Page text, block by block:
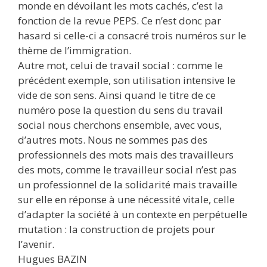
monde en dévoilant les mots cachés, c’est la
fonction de la revue PEPS. Ce n’est donc par
hasard si celle-ci a consacré trois numéros sur le
thème de l’immigration.
Autre mot, celui de travail social : comme le
précédent exemple, son utilisation intensive le
vide de son sens. Ainsi quand le titre de ce
numéro pose la question du sens du travail
social nous cherchons ensemble, avec vous,
d’autres mots. Nous ne sommes pas des
professionnels des mots mais des travailleurs
des mots, comme le travailleur social n’est pas
un professionnel de la solidarité mais travaille
sur elle en réponse à une nécessité vitale, celle
d’adapter la société à un contexte en perpétuelle
mutation : la construction de projets pour
l’avenir.
Hugues BAZIN